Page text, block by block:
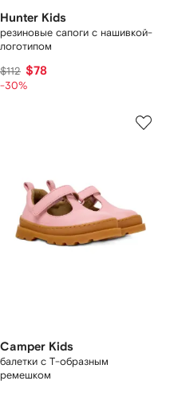
Hunter Kids
резиновые сапоги с нашивкой-
логотипом
$112 $78
-30%
Camper Kids
балетки с Т-образным
ремешком